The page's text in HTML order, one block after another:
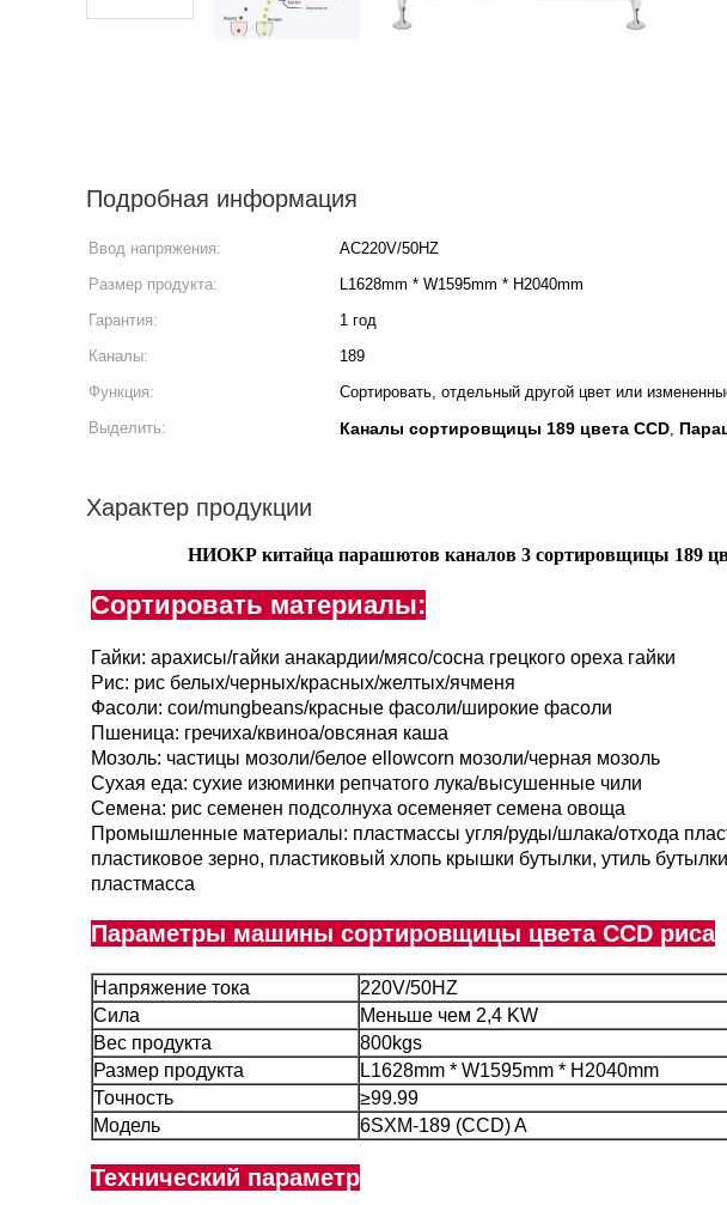
Подробная информация
Ввод напряжения: AC220V/50HZ
Размер продукта:
L1628mm * W1595mm * H2040mm
Гарантия:
1 год
Каналы:
189
Функция:
Сортировать, отдельный другой цвет или
Выделить:
Каналы сортировщицы 189 цвета CCD,
Характер продукции
НИОКР китайца парашютов каналов 3 сортировщицы 189
Сортировать материалы:
Гайки: арахисы/гайки анакардии/мясо/сосна грецкого ореха гайки
Рис: рис белых/черных/красных/желтых/ячменя
Фасоли: сои/mungbeans/красные фасоли/широкие фасоли
Пшеница: гречиха/квиноа/овсяная каша
Мозоль: частицы мозоли/белое ellowcorn мозоли/черная мозоль
Сухая еда: сухие изюминки репчатого лука/высушенные чили
Семена: рис семенен подсолнуха осеменяет семена овоща
Промышленные материалы: пластмассы угля/руды/шлака/отхода
пластиковое зерно, пластиковый хлопь крышки бутылки, утиль
пластмасса
Параметры машины сортировщицы цвета CCD риса
Напряжение тока
220V/50HZ
Сила
Меньше чем 2,4 KW
Вес продукта
800kgs
Размер продукта
L1628mm * W1595mm * H2040mm
Точность
≥99.99
Модель
6SXM-189 (CCD) A
Технический параметр